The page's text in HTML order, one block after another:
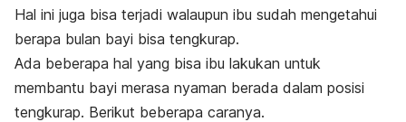
Hal ini juga bisa terjadi walaupun ibu sudah mengetahui
berapa bulan bayi bisa tengkurap.
Ada beberapa hal yang bisa ibu lakukan untuk
membantu bayi merasa nyaman berada dalam posisi
tengkurap. Berikut beberapa caranya.